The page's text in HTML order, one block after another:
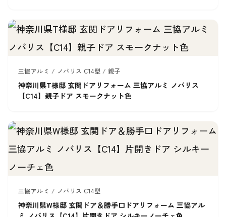
三協アルミ / ノバリス C14型 / 親子
神奈川県T様邸 玄関ドアリフォーム 三協アルミ ノバリス
【C14】親子ドア スモークナット色
三協アルミ / ノバリス C14型
神奈川県W様邸 玄関ドア＆勝手口ドアリフォーム 三協アル